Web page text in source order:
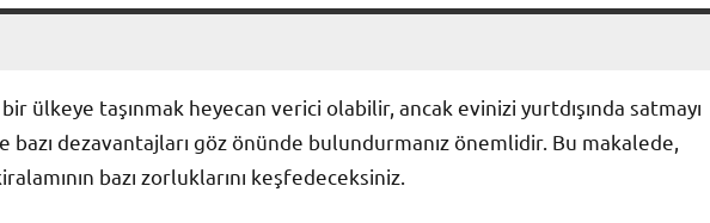
ülkeye taşınmak heyecan verici olabilir, ancak evinizi yurtdışında satmayı
bazı dezavantajları göz önünde bulundurmanız önemlidir. Bu makalede,
bazı zorluklarını keşfedeceksiniz.